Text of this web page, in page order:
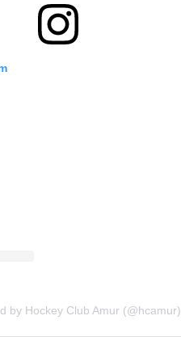
by Hockey Club Amur (@hcamur)